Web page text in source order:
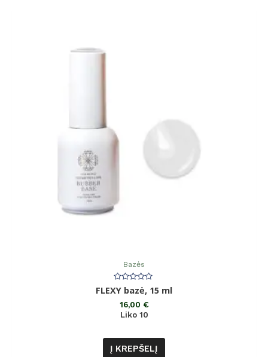
Bazės
Įvertinimas:
0
FLEXY bazė, 15 ml
16,00 €
Liko 10
Į KREPŠELĮ